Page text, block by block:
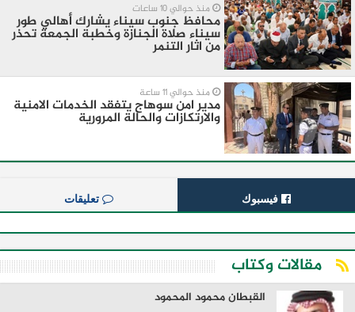
منذ حوالي 10 ساعات
محافظ جنوب سيناء يشارك أهالي طور
سيناء صلاة الجنازة وخطبة الجمعة تحذر
من اثار التنمر
منذ حوالي 11 ساعة
مدير امن سوهاج يتفقد الخدمات الامنية
والارتكازات والحالة المرورية
فيسبوك تعليقات
مقالات وكتاب
القبطان محمود المحمود